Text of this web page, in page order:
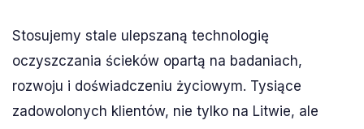
Stosujemy stale ulepszaną technologię
oczyszczania ścieków opartą na badaniach,
rozwoju i doświadczeniu życiowym. Tysiące
zadowolonych klientów, nie tylko na Litwie, ale